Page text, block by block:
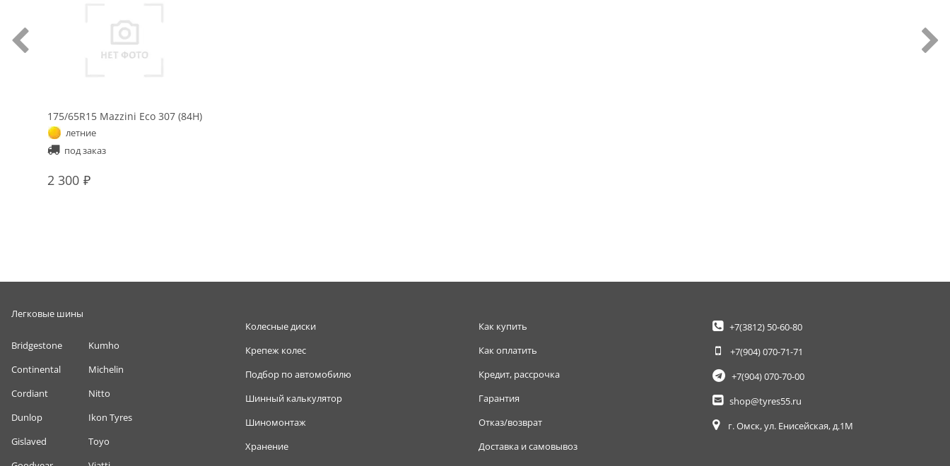
175/65R15 Mazzini Eco 307 (84H)
летние
под заказ
2 300
Легковые шины
Bridgestone
Continental
Cordiant
Dunlop
Gislaved
Kumho
Michelin
Nitto
Ikon Tyres
Toyo
Колесные диски
Крепеж колес
Подбор по автомобилю
Шинный калькулятор
Шиномонтаж
Хранение
Как купить
Как оплатить
Кредит, рассрочка
Гарантия
Отказ/возврат
Доставка и самовывоз
+7(3812)50-60-80
+7(904)070-71-71
+7(904)070-70-00
shop@tyres55.ru
г. Омск, ул. Енисейская, д.1М